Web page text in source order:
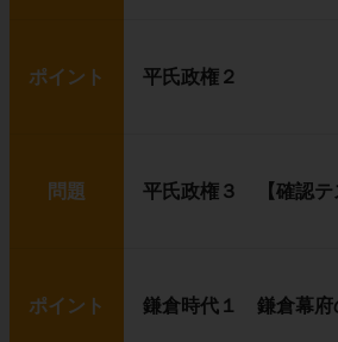
ポイント 平氏政権２
問題 平氏政権３ 【確認テ
ポイント 鎌倉時代１ 鎌倉幕府